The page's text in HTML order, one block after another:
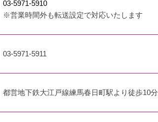
03-5971-5910
※営業時間外も転送設定で対応いたします
03-5971-5911
都営地下鉄大江戸線練馬春日町駅より徒歩10分